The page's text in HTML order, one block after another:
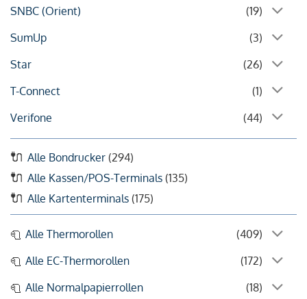
SNBC (Orient)
(19)
SumUp
(3)
Star
(26)
T-Connect
(1)
Verifone
(44)
Alle Bondrucker (294)
Alle Kassen/POS-Terminals (135)
Alle Kartenterminals (175)
Alle Thermorollen
(409)
Alle EC-Thermorollen
(172)
Alle Normalpapierrollen
(18)